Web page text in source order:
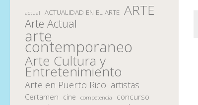
actual ACTUALIDAD EN EL ARTE ARTE
Arte Actual
arte
contemporaneo
Arte Cultura y
Entretenimiento
Arte en Puerto Rico artistas
Certamen cine competencia concurso